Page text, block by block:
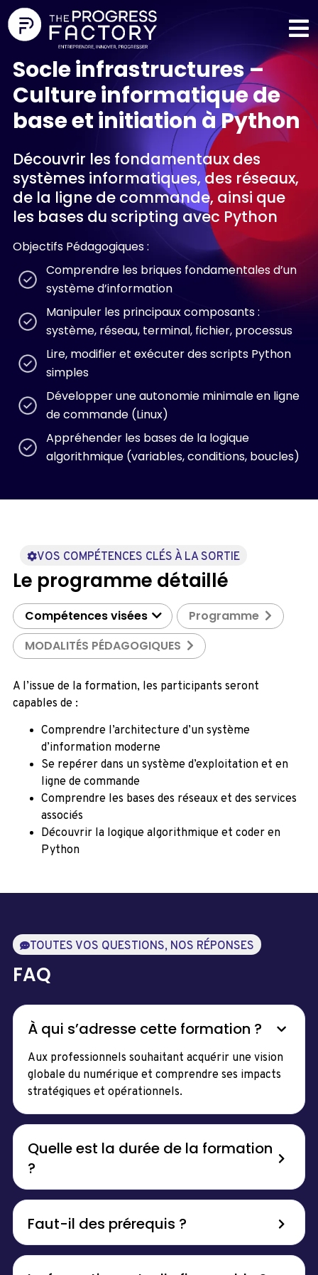
Socle infrastructures –
Culture informatique de
base et initiation à Python
Découvrir les fondamentaux des
systèmes informatiques, des réseaux,
de la ligne de commande, ainsi que
les bases du scripting avec Python
Objectifs Pédagogiques :
Comprendre les briques fondamentales d’un
système d’information
Manipuler les principaux composants :
système, réseau, terminal, fichier, processus
Lire, modifier et exécuter des scripts Python
simples
Développer une autonomie minimale en ligne
de commande (Linux)
Appréhender les bases de la logique
algorithmique (variables, conditions, boucles)
VOS COMPÉTENCES CLÉS À LA SORTIE
Le programme détaillé
Compétences visées
Programme
MODALITÉS PÉDAGOGIQUES
A l’issue de la formation, les participants seront
capables de :
Comprendre l’architecture d’un système
d’information moderne
Se repérer dans un système d’exploitation et en
ligne de commande
Comprendre les bases des réseaux et des services
associés
Découvrir la logique algorithmique et coder en
Python
TOUTES VOS QUESTIONS, NOS RÉPONSES
FAQ
À qui s’adresse cette formation ?
Aux professionnels souhaitant acquérir une vision
globale du numérique et comprendre ses impacts
stratégiques et opérationnels.
Quelle est la durée de la formation
?
Faut-il des prérequis ?